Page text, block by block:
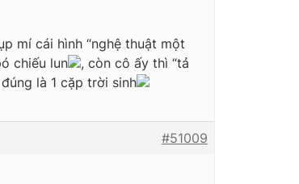
mí cái hình “nghệ thuật một
chiếu lun
, còn cô ấy thì “tả
là 1 cặp trời sinh
#51009